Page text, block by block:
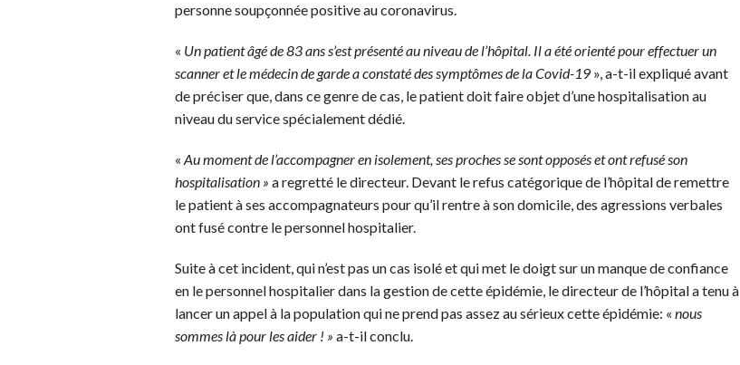
personne soupçonnée positive au coronavirus.
« Un patient âgé de 83 ans s’est présenté au niveau de l’hôpital. Il a été orienté pour effectuer un
scanner et le médecin de garde a constaté des symptômes de la Covid-19 », a-t-il expliqué avant
de préciser que, dans ce genre de cas, le patient doit faire objet d’une hospitalisation au
niveau du service spécialement dédié.
«Au moment de l’accompagner en isolement, ses proches se sont opposés et ont refusé son
hospitalisation »a regretté le directeur. Devant le refus catégorique de l’hôpital de remettre
le patient à ses accompagnateurs pour qu’il rentre à son domicile, des agressions verbales
ont fusé contre le personnel hospitalier.
Suite à cet incident, qui n’est pas un cas isolé et qui met le doigt sur un manque de confiance
en le personnel hospitalier dans la gestion de cette épidémie, le directeur de l’hôpital a tenu à
lancer un appel à la population qui ne prend pas assez au sérieux cette épidémie: «nous
sommes là pour les aider ! »a-t-il conclu.